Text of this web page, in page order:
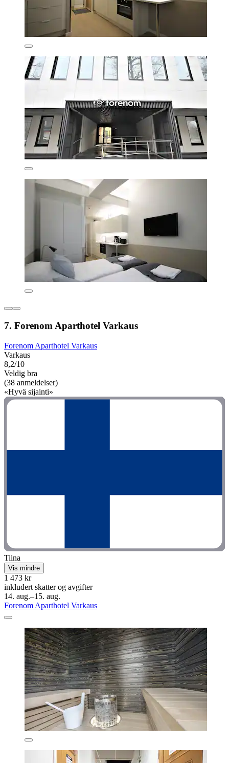
7. Forenom Aparthotel Varkaus
Forenom Aparthotel Varkaus
Varkaus
8,2/10
Veldig bra
(38 anmeldelser)
«Hyvä sijainti»
Tiina
Vis mindre
1 473 kr
inkludert skatter og avgifter
14. aug.–15. aug.
Forenom Aparthotel Varkaus